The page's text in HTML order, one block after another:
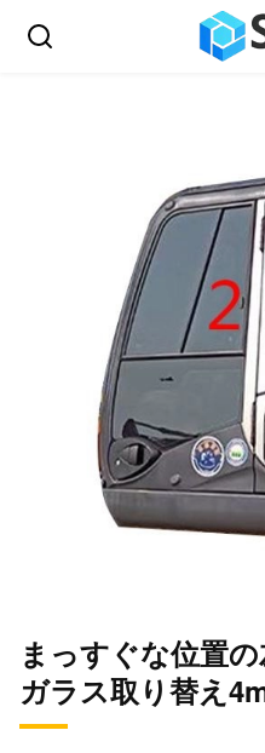
まっすぐな位置
ガラス取り替え